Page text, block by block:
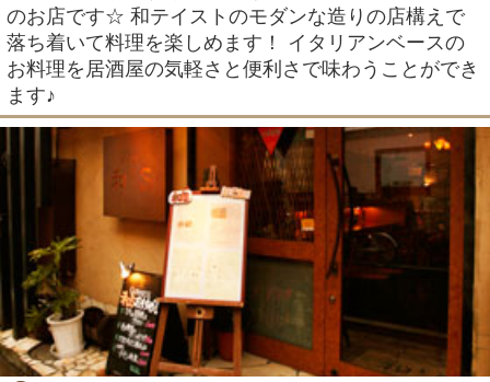
のお店です☆ 和テイストのモダンな造りの店構えで
落ち着いて料理を楽しめます！ イタリアンベースの
お料理を居酒屋の気軽さと便利さで味わうことができ
ます♪